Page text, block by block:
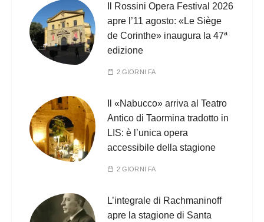
Il Rossini Opera Festival 2026
apre l’11 agosto: «Le Siège
de Corinthe» inaugura la 47ª
edizione
2 GIORNI FA
Il «Nabucco» arriva al Teatro
Antico di Taormina tradotto in
LIS: è l’unica opera
accessibile della stagione
2 GIORNI FA
L’integrale di Rachmaninoff
apre la stagione di Santa